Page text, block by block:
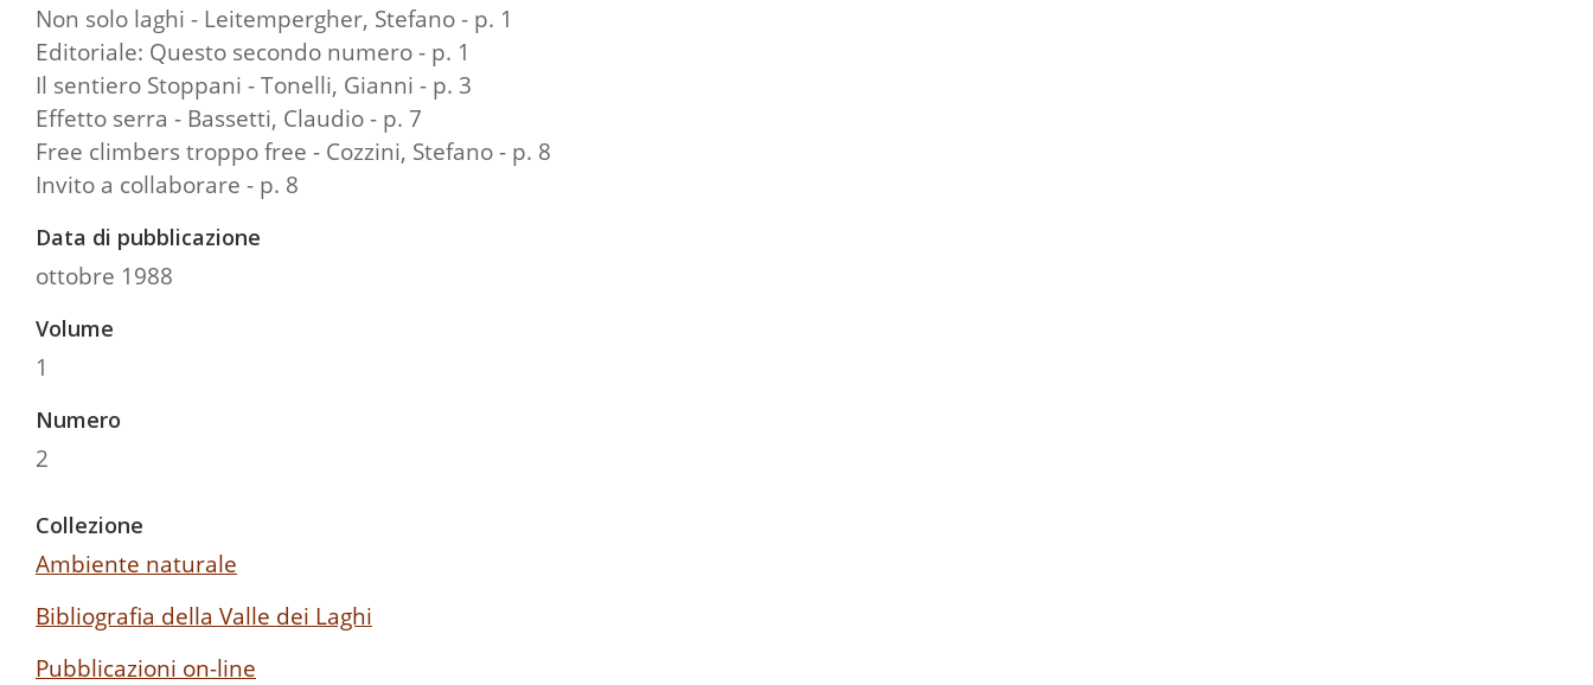
Non solo laghi - Leitempergher, Stefano - p. 1
Editoriale: Questo secondo numero - p. 1
Il sentiero Stoppani - Tonelli, Gianni - p. 3
Effetto serra - Bassetti, Claudio - p. 7
Free climbers troppo free - Cozzini, Stefano - p. 8
Invito a collaborare - p. 8
Data di pubblicazione
ottobre 1988
Volume
1
Numero
2
Collezione
Ambiente naturale
Bibliografia della Valle dei Laghi
Pubblicazioni on-line